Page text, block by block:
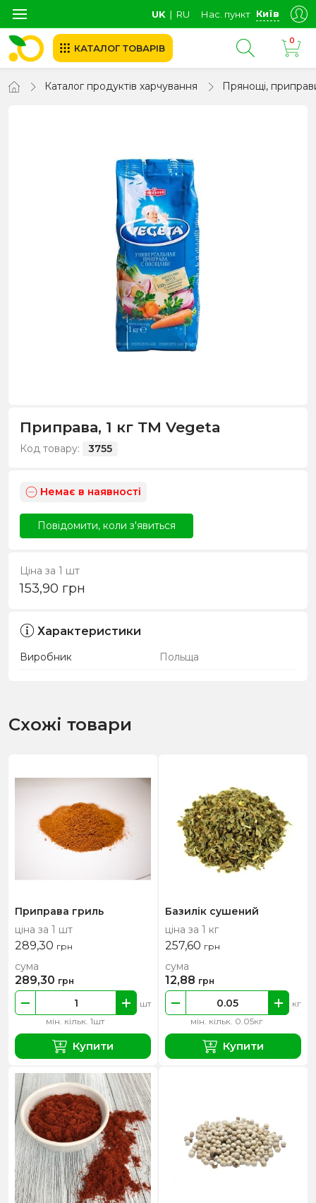
UK ∣ RU Нас. пункт Київ
КАТАЛОГ ТОВАРІВ
0
Каталог продуктів харчування Прянощі,
Приправа, 1 кг ТМ Vegeta
Код товару: 3755
Немає в наявності
Повідомити, коли з'явиться
Ціна за 1 шт
153,90 грн
Характеристики
Виробник Польща
Схожі товари
Приправа гриль
ціна за 1 шт
289,30 грн
мін. кільк. 1шт
шт
сума
289,30 грн
Купити
Базилік сушений
ціна за 1 кг
257,60 грн
мін. кільк. 0.05кг
кг
сума
12,88 грн
Купити